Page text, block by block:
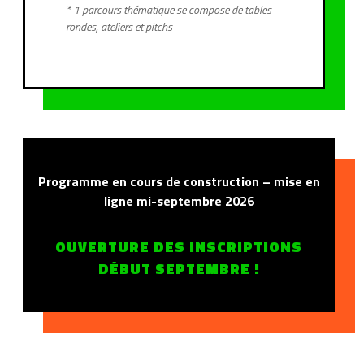
* 1 parcours thématique se compose de tables
rondes, ateliers et pitchs
Programme en cours de construction – mise en
ligne mi-septembre 2026
OUVERTURE DES INSCRIPTIONS
DÉBUT SEPTEMBRE !